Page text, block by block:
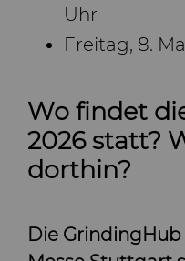
Uhr
Freitag, 8.
Wo findet
2026 statt?
dorthin?
Die